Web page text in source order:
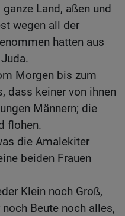
Land, aßen und
wegen all der
hatten aus
Morgen bis zum
dass keiner von ihnen
Männern; die
flohen.
die Amalekiter
beiden Frauen
Klein noch Groß,
Beute noch alles,